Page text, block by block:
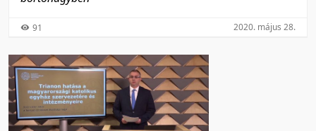
91 2020. május 28.